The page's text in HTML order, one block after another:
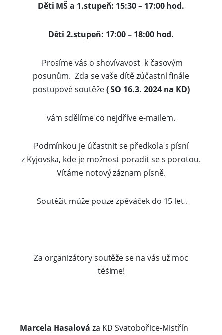
Děti MŠ a 1.stupeň: 15:30 – 17:00 hod.
Děti 2.stupeň: 17:00 – 18:00 hod.
Prosíme vás o shovívavost k časovým
posunům. Zda se vaše dítě zúčastní finále
postupové soutěže( SO 16.3. 2024 na KD)
vám sdělíme co nejdříve e-mailem.
Podmínkou je účastnit se předkola s písní
z Kyjovska, kde je možnost poradit se s porotou.
Vítáme notový záznam písně.
Soutěžit může pouze zpěváček do 15 let .
Za organizátory soutěže se na vás už moc
těšíme!
Marcela Hasalová za KD Svatobořice-Mistřín